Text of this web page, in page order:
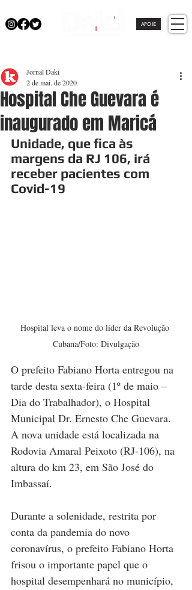
APOIE
Hospital Che Guevara é
inaugurado em Maricá
Jornal Daki
2 de mai. de 2020
Unidade, que fica às
margens da RJ 106, irá
receber pacientes com
Covid-19
Hospital leva o nome do líder da Revolução
Cubana/Foto: Divulgação
O prefeito Fabiano Horta entregou na
tarde desta sexta-feira (1º de maio –
Dia do Trabalhador), o Hospital
Municipal Dr. Ernesto Che Guevara.
A nova unidade está localizada na
Rodovia Amaral Peixoto (RJ-106), na
altura do km 23, em São José do
Imbassaí.
Durante a solenidade, restrita por
conta da pandemia do novo
coronavírus, o prefeito Fabiano Horta
frisou o importante papel que o
hospital desempenhará no município,